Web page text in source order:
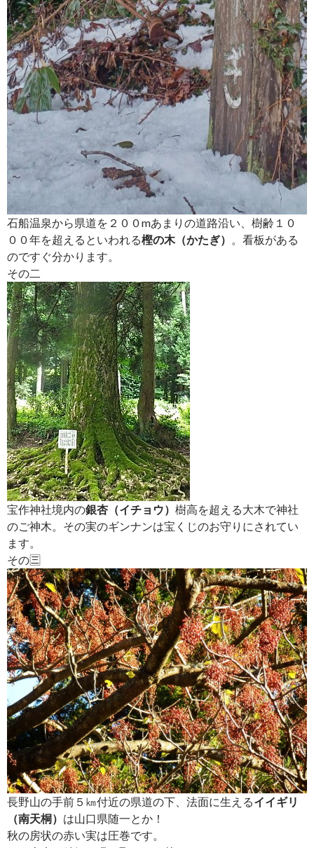
石船温泉から県道を２００mあまりの道路沿い、樹齢１０
００年を超えるといわれる樫の木（かたぎ） 。看板がある
のですぐ分かります。
その二
宝作神社境内の銀杏（イチョウ） 樹高を超える大木で神社
のご神木。その実のギンナンは宝くじのお守りにされてい
ます。
その🈪
長野山の手前５㎞付近の県道の下、法面に生えるイイギリ
（南天桐） は山口県随一とか！
秋の房状の赤い実は圧巻です。